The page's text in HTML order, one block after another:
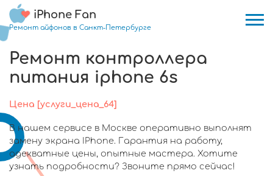
iPhone Fan
Ремонт айфонов в Санкт-Петербурге
Ремонт контроллера
питания iphone 6s
Цена [услуги_цена_64]
В нашем сервисе в Москве оперативно выполнят
замену экрана IPhone. Гарантия на работу,
адекватные цены, опытные мастера. Хотите
узнать подробности? Звоните прямо сейчас!